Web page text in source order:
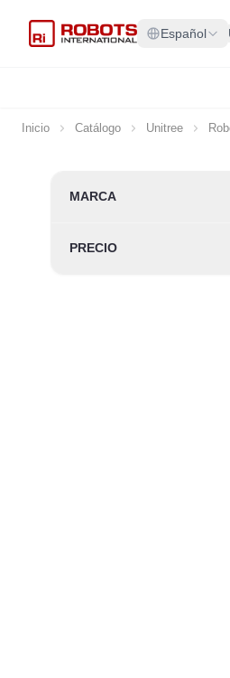
Español
Inicio Catálogo Unitree
Skip to product list
MARCA
PRECIO